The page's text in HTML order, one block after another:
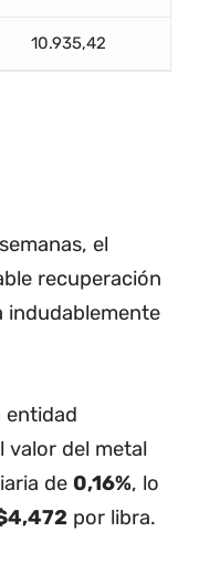
10.935,42
el
recuperación
indudablemente
entidad
valor del metal
de 0,16%, lo
por libra.